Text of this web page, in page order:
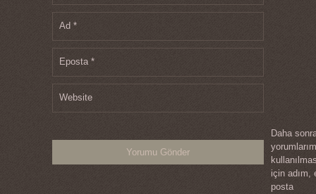
Ad *
Eposta *
Website
Daha
için adım,
posta